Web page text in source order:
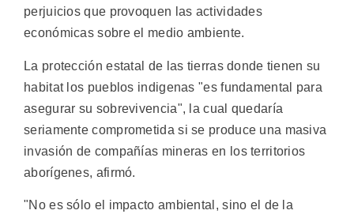
perjuicios que provoquen las actividades
económicas sobre el medio ambiente.
La protección estatal de las tierras donde tienen su
habitat los pueblos indigenas "es fundamental para
asegurar su sobrevivencia", la cual quedaría
seriamente comprometida si se produce una masiva
invasión de compañías mineras en los territorios
aborígenes, afirmó.
"No es sólo el impacto ambiental, sino el de la